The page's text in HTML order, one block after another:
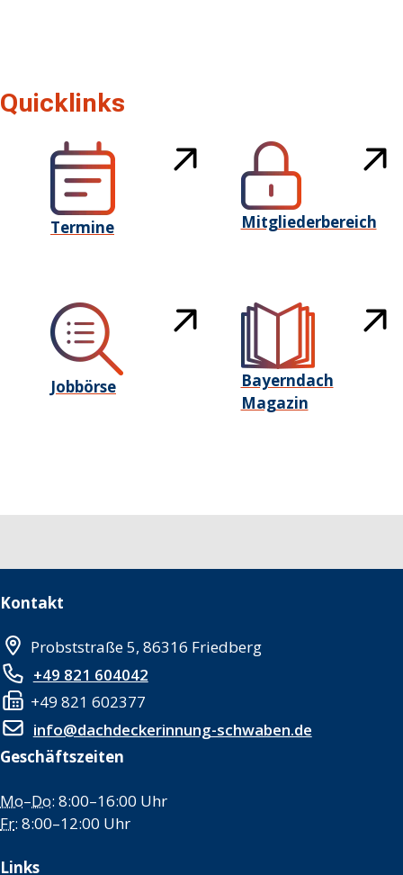
Quicklinks
Termine Mitgliederbereich
Jobbörse
Bayerndach
Magazin
Kontakt
Probststraße 5, 86316 Friedberg
+49 821 604042
+49 821 602377
info@dachdeckerinnung-schwaben.de
Geschäftszeiten
Mo–Do: 8:00–16:00 Uhr
Fr: 8:00–12:00 Uhr
Links